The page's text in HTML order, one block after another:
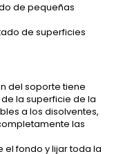
de pequeñas
de superficies
del soporte tiene
la superficie de la
a los disolventes,
las
fondo y lijar toda la